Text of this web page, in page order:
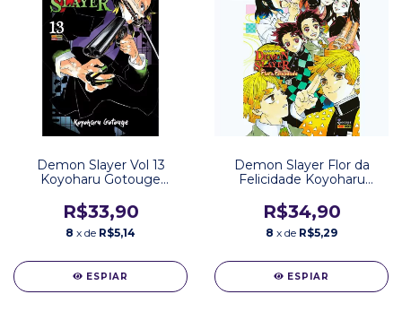
Demon Slayer Vol 13
Koyoharu Gotouge
R$33,90
8 x de R$5,14
ESPIAR
Demon Slayer Flor da
Felicidade Koyoharu
R$34,90
8 x de R$5,29
ESPIAR